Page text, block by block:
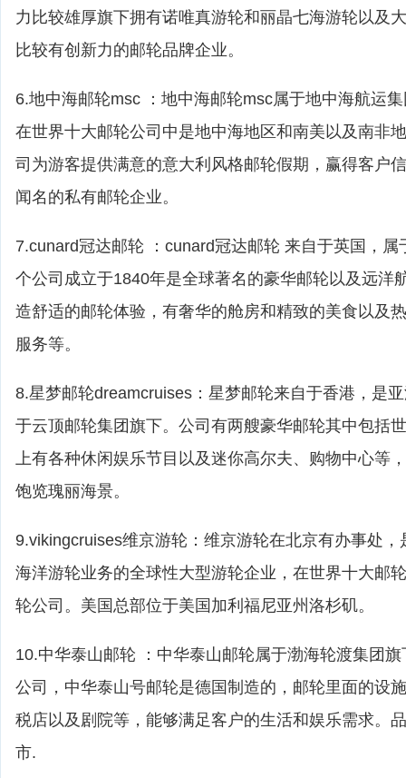
力比较雄厚旗下拥有诺唯真游轮和丽晶七海游轮以及
比较有创新力的邮轮品牌企业。
6.地中海邮轮msc ：地中海邮轮msc属于地中海航运
在世界十大邮轮公司中是地中海地区和南美以及南非
司为游客提供满意的意大利风格邮轮假期，赢得客户
闻名的私有邮轮企业。
7.cunard冠达邮轮 ：cunard冠达邮轮 来自于英国，属
个公司成立于1840年是全球著名的豪华邮轮以及远洋
造舒适的邮轮体验，有奢华的舱房和精致的美食以及
服务等。
8.星梦邮轮dreamcruises：星梦邮轮来自于香港，是
于云顶邮轮集团旗下。公司有两艘豪华邮轮其中包括
上有各种休闲娱乐节目以及迷你高尔夫、购物中心等
饱览瑰丽海景。
9.vikingcruises维京游轮：维京游轮在北京有办事处
海洋游轮业务的全球性大型游轮企业，在世界十大邮
轮公司。美国总部位于美国加利福尼亚州洛杉矶。
10.中华泰山邮轮 ：中华泰山邮轮属于渤海轮渡集团
公司，中华泰山号邮轮是德国制造的，邮轮里面的设
税店以及剧院等，能够满足客户的生活和娱乐需求。
市.